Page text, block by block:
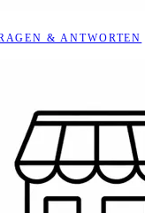
& ANTWORTEN